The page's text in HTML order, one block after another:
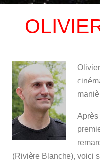
Après
(Rivière Blanche), voici